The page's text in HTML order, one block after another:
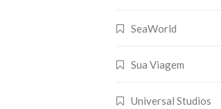
SeaWorld
Sua Viagem
Universal Studios